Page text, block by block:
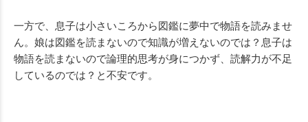
一方で、息子は小さいころから図鑑に夢中で物語を読みませ
ん。娘は図鑑を読まないので知識が増えないのでは？息子は
物語を読まないので論理的思考が身につかず、読解力が不足
しているのでは？と不安です。